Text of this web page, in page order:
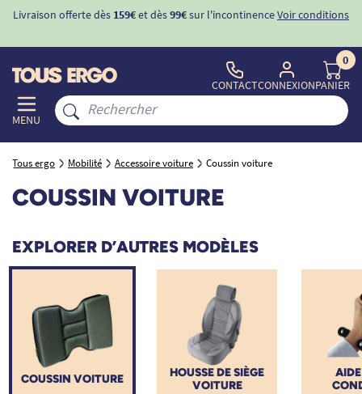
Livraison offerte dès 159€et dès99€sur l'incontinenceVoir conditions
MENU
CONTACTCONNEXION
0
PANIER
Tous ergo Mobilité Accessoire voiture Coussin voiture
COUSSIN VOITURE
EXPLORER D’AUTRES MODÈLES
COUSSIN VOITURE
HOUSSE DE SIÈGE
VOITURE